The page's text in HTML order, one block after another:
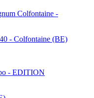
Colfontaine -
- Colfontaine (BE)
- EDITION